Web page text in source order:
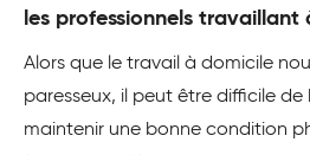
les professionnels travaillant
Alors que le travail à domicile
paresseux, il peut être difficile de
maintenir une bonne condition